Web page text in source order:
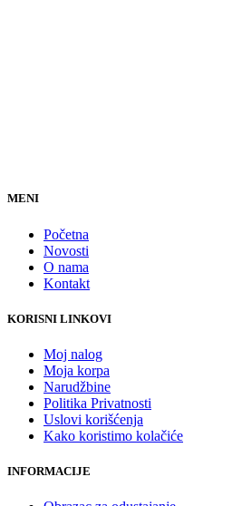
MENI
Početna
Novosti
O nama
Kontakt
KORISNI LINKOVI
Moj nalog
Moja korpa
Narudžbine
Politika Privatnosti
Uslovi korišćenja
Kako koristimo kolačiće
INFORMACIJE